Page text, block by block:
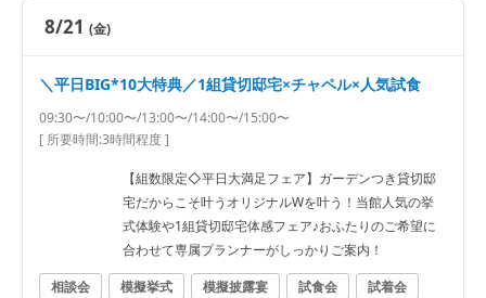
8/21 (金)
＼平日BIG*10大特典／1組貸切邸宅×チャペル×人気試食
09:30〜/10:00〜/13:00〜/14:00〜/15:00〜
[ 所要時間:3時間程度]
【組数限定◇平日大満足フェア】ガーデンつき貸切邸
宅だからこそ叶うオリジナルWを叶う！当館人気の挙
式体験や1組貸切邸宅体感フェア♪おふたりのご希望に
合わせて専属プランナーがしっかりご案内！
相談会
模擬挙式 模擬披露宴 試食会
試着会